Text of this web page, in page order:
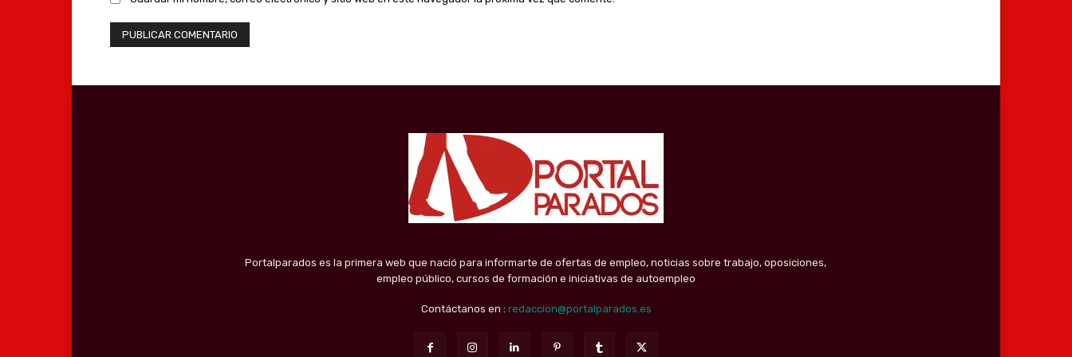
Portalparados es la primera web que nació para informarte de ofertas de empleo, noticias sobre trabajo, oposiciones,
empleo público, cursos de formación e iniciativas de autoempleo
Contáctanos en : redaccion@portalparados.es